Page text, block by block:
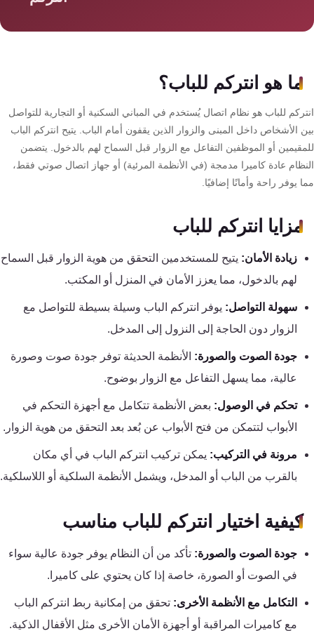
ما هو انتركم للباب؟
للباب هو نظام اتصال يُستخدم في المباني السكنية أو التجارية للتواصل
الأشخاص داخل المبنى والزوار الذين يقفون أمام الباب. يتيح انتركم الباب
أو الموظفين التفاعل مع الزوار قبل السماح لهم بالدخول. يتضمن
عادة كاميرا مدمجة (في الأنظمة المرئية) أو جهاز اتصال صوتي فقط،
يوفر راحة وأمانًا إضافيًا.
مزايا انتركم للباب
زيادة الأمان:يتيح للمستخدمين التحقق من هوية الزوار قبل السماح
لهم بالدخول، مما يعزز الأمان في المنزل أو المكتب.
سهولة التواصل: يوفر انتركم الباب وسيلة بسيطة للتواصل مع
الزوار دون الحاجة إلى النزول إلى المدخل.
جودة الصوت والصورة:الأنظمة الحديثة توفر جودة صوت وصورة
عالية، مما يسهل التفاعل مع الزوار بوضوح.
تحكم في الوصول: بعض الأنظمة تتكامل مع أجهزة التحكم في
الأبواب لتتمكن من فتح الأبواب عن بُعد بعد التحقق من هوية الزوار.
مرونة في التركيب:يمكن تركيب انتركم الباب في أي مكان
بالقرب من الباب أو المدخل، ويشمل الأنظمة السلكية أو اللاسلكية.
كيفية اختيار انتركم للباب مناسب
جودة الصوت والصورة:تأكد من أن النظام يوفر جودة عالية سواء
في الصوت أو الصورة، خاصة إذا كان يحتوي على كاميرا.
التكامل مع الأنظمة الأخرى:تحقق من إمكانية ربط انتركم الباب
مع كاميرات المراقبة أو أجهزة الأمان الأخرى مثل الأقفال الذكية.
هوم
سيستم
حلول
أمنية
للشركات
والمصانع
جهاز
بصمة
الحضور
والانصراف
تقوية
شبكات
المحمول
والانترنت
انتركم
أنظمة
إنذار
إنذار
الحريق
أكسيس